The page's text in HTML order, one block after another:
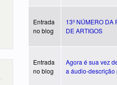
Entrada
no blog
13º NÚMERO DA
DE ARTIGOS
Entrada
no blog
Agora é sua vez
a áudio-descrição